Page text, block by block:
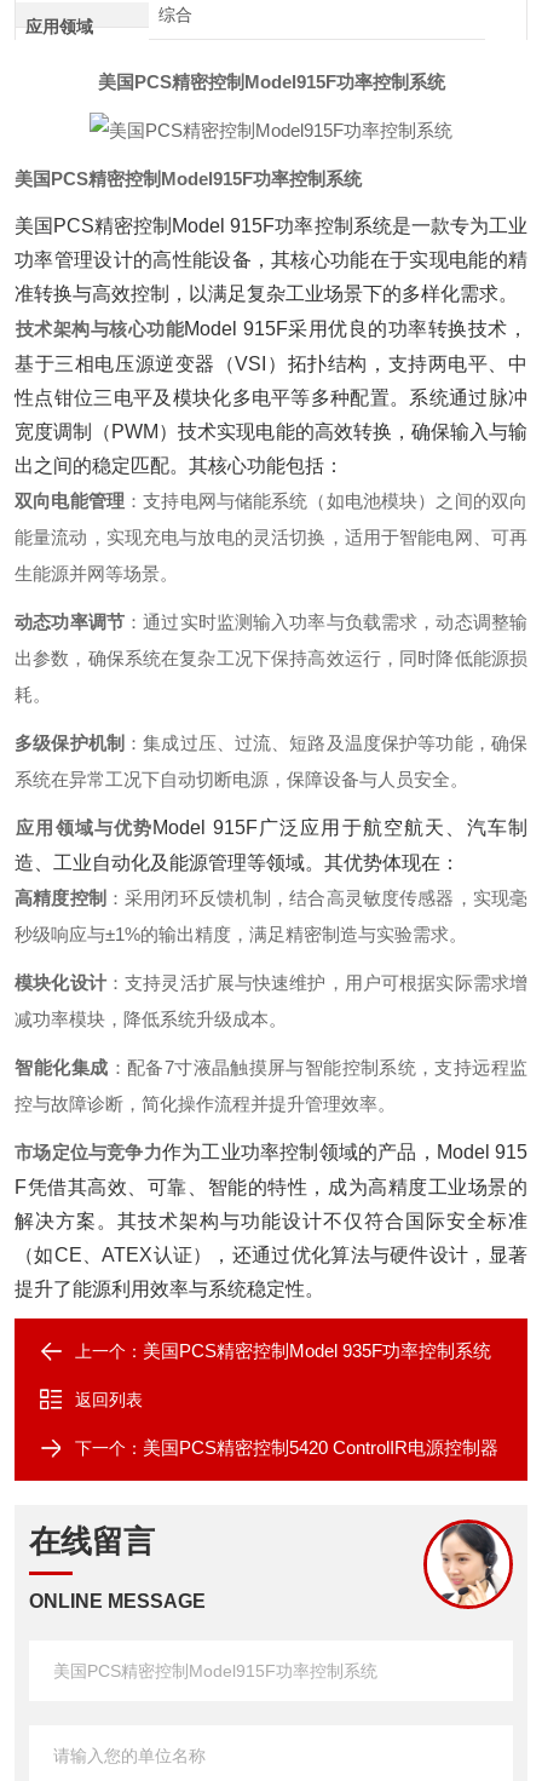
应用领域
综合
美国PCS精密控制Model915F功率控制系统
美国PCS精密控制Model915F功率控制系统
美国PCS精密控制Model 915F功率控制系统是一款专为工业
功率管理设计的高性能设备，其核心功能在于实现电能的精
准转换与高效控制，以满足复杂工业场景下的多样化需求。
技术架构与核心功能Model 915F采用优良的功率转换技术，
基于三相电压源逆变器（VSI）拓扑结构，支持两电平、中
性点钳位三电平及模块化多电平等多种配置。系统通过脉冲
宽度调制（PWM）技术实现电能的高效转换，确保输入与输
出之间的稳定匹配。其核心功能包括：
双向电能管理 ‌：支持电网与储能系统（如电池模块）之间的双向
能量流动，实现充电与放电的灵活切换，适用于智能电网、可再
生能源并网等场景。
动态功率调节‌：通过实时监测输入功率与负载需求，动态调整输
出参数，确保系统在复杂工况下保持高效运行，同时降低能源损
耗。
多级保护机制 ‌：集成过压、过流、短路及温度保护等功能，确保
系统在异常工况下自动切断电源，保障设备与人员安全。
应用领域与优势Model 915F广泛应用于航空航天、汽车制
造、工业自动化及能源管理等领域。其优势体现在：
高精度控制 ‌：采用闭环反馈机制，结合高灵敏度传感器，实现毫
秒级响应与±1%的输出精度，满足精密制造与实验需求。
模块化设计‌：支持灵活扩展与快速维护，用户可根据实际需求增
减功率模块，降低系统升级成本。
智能化集成 ‌：配备7寸液晶触摸屏与智能控制系统，支持远程监
控与故障诊断，简化操作流程并提升管理效率。
市场定位与竞争力作为工业功率控制领域的产品，Model 915
F凭借其高效、可靠、智能的特性，成为高精度工业场景的
解决方案。其技术架构与功能设计不仅符合国际安全标准
（如CE、ATEX认证），还通过优化算法与硬件设计，显著
提升了能源利用效率与系统稳定性。
上一个： 美国PCS精密控制Model 935F功率控制系统
返回列表
下一个： 美国PCS精密控制5420 ControlIR电源控制器
在线留言
ONLINE MESSAGE